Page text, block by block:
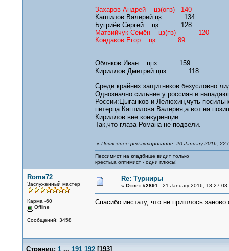
Захаров Андрей цз(опз) 140
Каптилов Валерий цз 134
Бугриёв Сергей цз 128
Матвийчук Семён цз(пз) 120
Кондаков Егор цз 89
Обляков Иван цпз 159
Кириллов Дмитрий цпз 118
Среди крайних защитников безусловно
Однозначно сильнее у россиян и
России:Цыганков и Лелюхин,чуть
питерца Каптилова Валерия,а вот на
Кириллов вне конкуренции.
Так,что глаза Романа не подвели.
« Последнее редактирование: 20 January 2016,
Пессимист на кладбище видит только
кресты,а оптимист - одни плюсы!
Roma72
Заслуженный мастер
Карма -60
Offline
Сообщений: 3458
Re: Турниры
« Ответ #2891 :21 January 2016, 18:27:03
Спасибо инстату, что не пришлось
Страниц: 1 ... 191 192[193]